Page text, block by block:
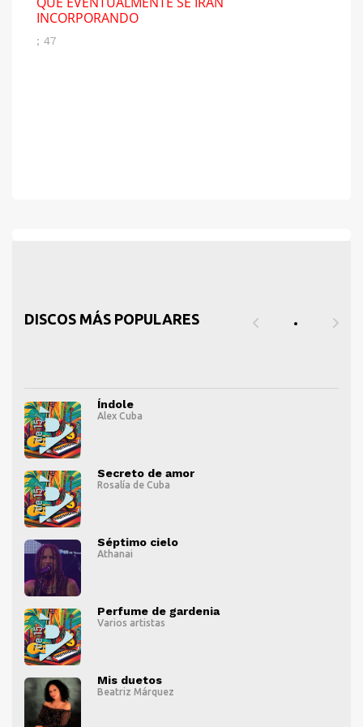
INCORPORANDO
; 47
DISCOS MÁS POPULARES
Índole
Alex Cuba
Secreto de amor
Rosalía de Cuba
Séptimo cielo
Athanai
Perfume de gardenia
Varios artistas
Mis duetos
Beatriz Márquez